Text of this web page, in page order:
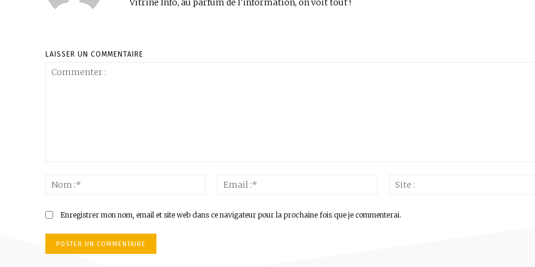
Vitrine Info, au parfum de l'information, on voit tout !
LAISSER UN COMMENTAIRE
Email
Enregistrer mon nom, email et site web dans ce navigateur pour la prochaine fois que je commenterai.